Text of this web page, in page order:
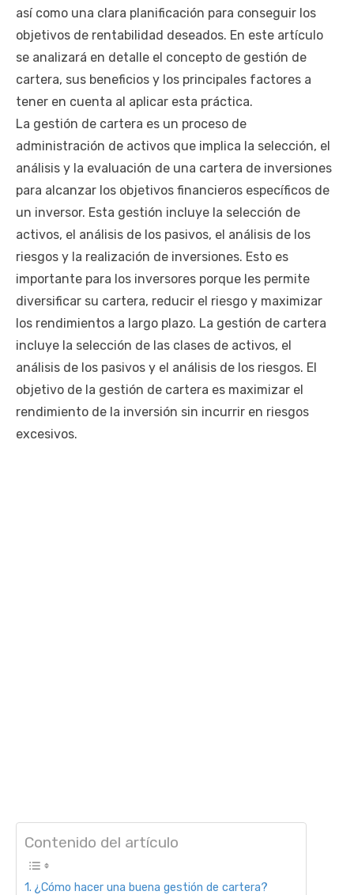
así como una clara planificación para conseguir los
objetivos de rentabilidad deseados. En este artículo
se analizará en detalle el concepto de gestión de
cartera, sus beneficios y los principales factores a
tener en cuenta al aplicar esta práctica.
La gestión de cartera es un proceso de
administración de activos que implica la selección, el
análisis y la evaluación de una cartera de inversiones
para alcanzar los objetivos financieros específicos de
un inversor. Esta gestión incluye la selección de
activos, el análisis de los pasivos, el análisis de los
riesgos y la realización de inversiones. Esto es
importante para los inversores porque les permite
diversificar su cartera, reducir el riesgo y maximizar
los rendimientos a largo plazo. La gestión de cartera
incluye la selección de las clases de activos, el
análisis de los pasivos y el análisis de los riesgos. El
objetivo de la gestión de cartera es maximizar el
rendimiento de la inversión sin incurrir en riesgos
excesivos.
Contenido del artículo
¿Cómo hacer una buena gestión de cartera?